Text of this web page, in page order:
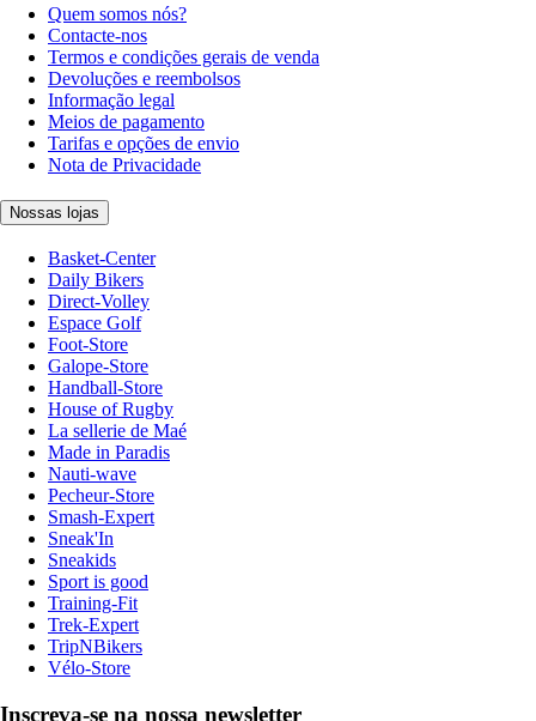
Quem somos nós?
Contacte-nos
Termos e condições gerais de venda
Devoluções e reembolsos
Informação legal
Meios de pagamento
Tarifas e opções de envio
Nota de Privacidade
Nossas lojas
Basket-Center
Daily Bikers
Direct-Volley
Espace Golf
Foot-Store
Galope-Store
Handball-Store
House of Rugby
La sellerie de Maé
Made in Paradis
Nauti-wave
Pecheur-Store
Smash-Expert
Sneak'In
Sneakids
Sport is good
Training-Fit
Trek-Expert
TripNBikers
Vélo-Store
Inscreva-se na nossa newsletter